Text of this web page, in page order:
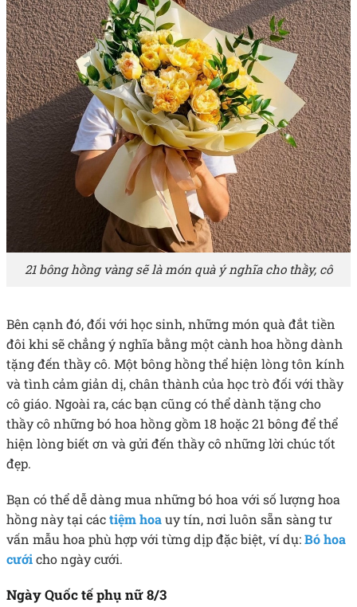
21 bông hồng vàng sẽ là món quà ý nghĩa cho thầy, cô
Bên cạnh đó, đối với học sinh, những món quà đắt tiền
đôi khi sẽ chẳng ý nghĩa bằng một cành hoa hồng dành
tặng đến thầy cô. Một bông hồng thể hiện lòng tôn kính
và tình cảm giản dị, chân thành của học trò đối với thầy
cô giáo. Ngoài ra, các bạn cũng có thể dành tặng cho
thầy cô những bó hoa hồng gồm 18 hoặc 21 bông để thể
hiện lòng biết ơn và gửi đến thầy cô những lời chúc tốt
đẹp.
Bạn có thể dễ dàng mua những bó hoa với số lượng hoa
hồng này tại cáctiệm hoauy tín, nơi luôn sẵn sàng tư
vấn mẫu hoa phù hợp với từng dịp đặc biệt, ví dụ:Bó hoa
cướicho ngày cưới.
Ngày Quốc tế phụ nữ 8/3